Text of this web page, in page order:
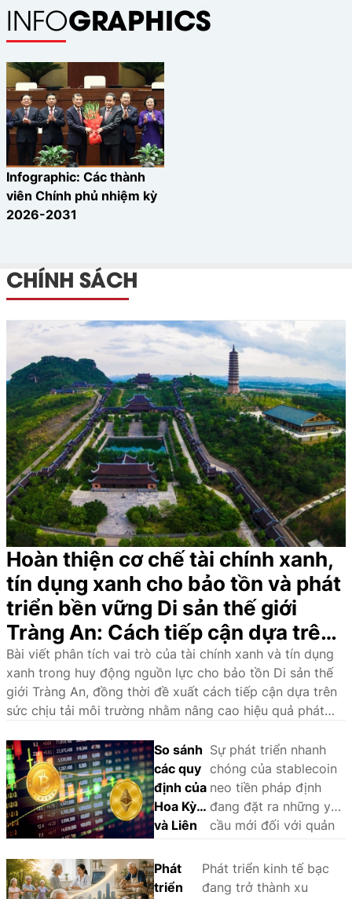
INFOGRAPHICS
Infographic: Các thành
viên Chính phủ nhiệm kỳ
2026-2031
CHÍNH SÁCH
Hoàn thiện cơ chế tài chính xanh,
tín dụng xanh cho bảo tồn và phát
triển bền vững Di sản thế giới
Tràng An: Cách tiếp cận dựa trên
sức chịu tải môi trường
Bài viết phân tích vai trò của tài chính xanh và tín dụng
xanh trong huy động nguồn lực cho bảo tồn Di sản thế
giới Tràng An, đồng thời đề xuất cách tiếp cận dựa trên
sức chịu tải môi trường nhằm nâng cao hiệu quả phát
So sánh
các quy
định của
Hoa Kỳ
và Liên
châu Âu
đối với
Sự phát triển nhanh
chóng của stablecoin
neo tiền pháp định
đang đặt ra những yêu
cầu mới đối với quản
khổ pháp lý. Thông
qua phân tích và so
Phát
triển
Phát triển kinh tế bạc
đang trở thành xu